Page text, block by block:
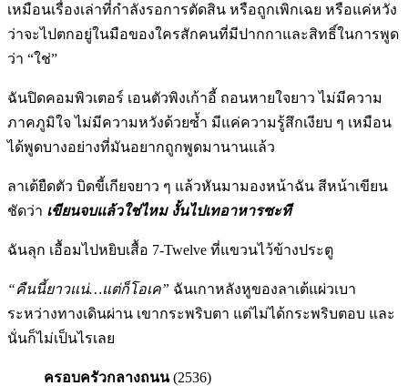
เหมือนเรื่องเล่าที่กำลังรอการตัดสิน หรือถูกเพิกเฉย หรือแค่หวัง
ว่าจะไปตกอยู่ในมือของใครสักคนที่มีปากกาและสิทธิ์ในการพูด
ว่า “ใช่”
ฉันปิดคอมพิวเตอร์ เอนตัวพิงเก้าอี้ ถอนหายใจยาว ไม่มีความ
ภาคภูมิใจ ไม่มีความหวังด้วยซ้ำ มีแค่ความรู้สึกเงียบ ๆ เหมือน
ได้พูดบางอย่างที่มันอยากถูกพูดมานานแล้ว
ลาเต้ยืดตัว บิดขี้เกียจยาว ๆ แล้วหันมามองหน้าฉัน สีหน้าเขียน
ชัดว่า เขียนจบแล้วใช่ไหม งั้นไปเทอาหารซะที
ฉันลุก เอื้อมไปหยิบเสื้อ 7-Twelve ที่แขวนไว้ข้างประตู
“คืนนี้ยาวแน่…แต่ก็โอเค” ฉันเกาหลังหูของลาเต้แผ่วเบา
ระหว่างทางเดินผ่าน เขากระพริบตา แต่ไม่ได้กระพริบตอบ และ
นั่นก็ไม่เป็นไรเลย
ครอบครัวกลางถนน(2536)